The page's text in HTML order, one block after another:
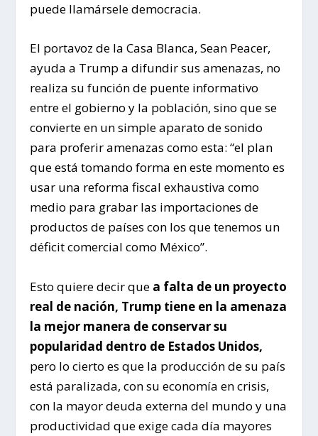
puede llamársele democracia.
El portavoz de la Casa Blanca, Sean Peacer,
ayuda a Trump a difundir sus amenazas, no
realiza su función de puente informativo
entre el gobierno y la población, sino que se
convierte en un simple aparato de sonido
para proferir amenazas como esta: “el plan
que está tomando forma en este momento es
usar una reforma fiscal exhaustiva como
medio para grabar las importaciones de
productos de países con los que tenemos un
déficit comercial como México”.
Esto quiere decir que a falta de un proyecto
real de nación, Trump tiene en la amenaza
la mejor manera de conservar su
popularidad dentro de Estados Unidos,
pero lo cierto es que la producción de su país
está paralizada, con su economía en crisis,
con la mayor deuda externa del mundo y una
productividad que exige cada día mayores